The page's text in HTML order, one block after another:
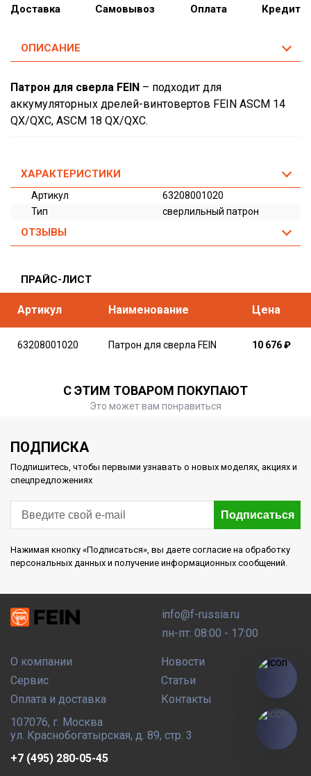
Доставка Самовывоз Оплата Кредит
ОПИСАНИЕ
Патрон для сверла FEIN – подходит для
аккумуляторных дрелей-винтовертов FEIN ASCM 14
QX/QXC, ASCM 18 QX/QXC.
ХАРАКТЕРИСТИКИ
Артикул
63208001020
Тип
сверлильный патрон
ОТЗЫВЫ
ПРАЙС-ЛИСТ
Артикул Наименование Цена
63208001020 Патрон для сверла FEIN 10 676₽
С ЭТИМ ТОВАРОМ ПОКУПАЮТ
Это может вам понравиться
ПОДПИСКА
Подпишитесь, чтобы первыми узнавать о новых моделях, акциях и
спецпредложениях
Подписаться
Нажимая кнопку «Подписаться», вы даете согласие на обработку
персональных данных и получение информационных сообщений.
О компании
Сервис
Оплата и доставка
Новости
Статьи
Контакты
info@f-russia.ru
пн-пт: 08:00 - 17:00
107076, г. Москва
ул. Краснобогатырская, д. 89, стр. 3
+7 (495) 280-05-45